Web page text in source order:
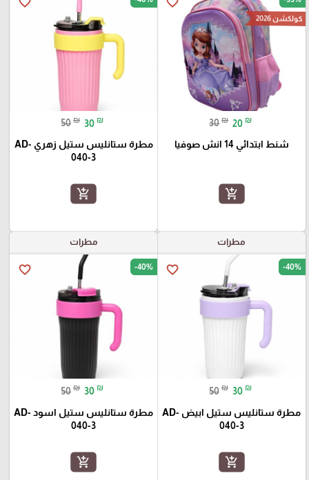
كولكشن 2026
30 ₪ 20 ₪
شنط ابتدائي 14 انش صوفيا
add_shopping_cart
50 ₪ 30 ₪
مطرة ستانليس ستيل زهري AD-
040-3
add_shopping_cart
مطرات
favorite_border -40%
50 ₪ 30 ₪
مطرة ستانليس ستيل ابيض AD-
040-3
add_shopping_cart
مطرات
favorite_border -40%
50 ₪ 30 ₪
مطرة ستانليس ستيل اسود AD-
040-3
add_shopping_cart